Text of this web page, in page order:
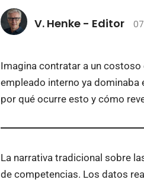
V. Henke - Editor
Imagina contratar a un
empleado interno ya dominaba
por qué ocurre esto y cómo
La narrativa tradicional sobre
de competencias. Los datos